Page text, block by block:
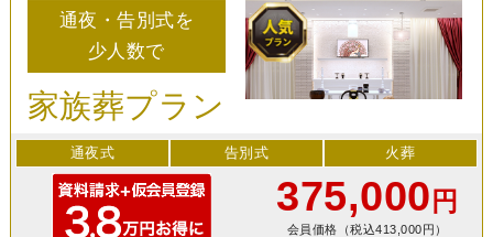
通夜・告別式を
少人数で
家族葬プラン
通夜式 告別式 火葬
375,000 円
会員価格（税込413,000円）